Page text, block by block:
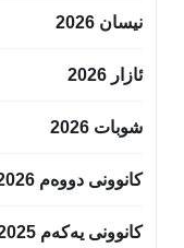
نیسان 2026
ئازار 2026
شوبات 2026
کانوونی دووەم 2026
کانوونی یەکەم 2025